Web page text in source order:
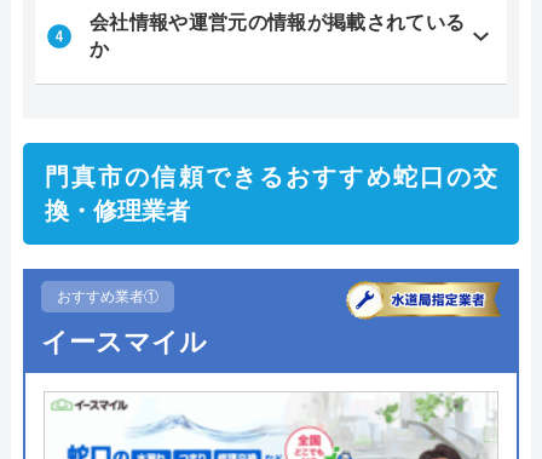
会社情報や運営元の情報が掲載されている
か
門真市の信頼できるおすすめ蛇口の交
換・修理業者
おすすめ業者①
イースマイル